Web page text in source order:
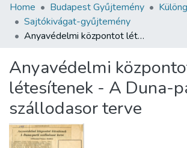
Communities & Collections
All of DSpace
About us
Home Budapest Gyűjtemény
Sajtókivágat-gyűjtemény
Anyavédelmi központot létesítenek - A Duna-parti szállodasor terve
Anyavédelmi
létesítenek - A Duna-
szállodasor terve